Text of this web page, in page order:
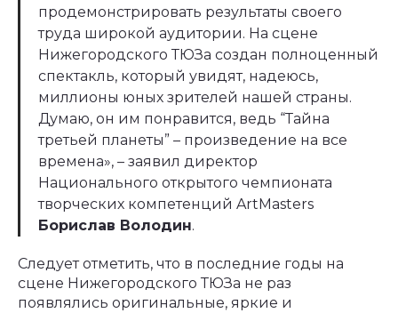
продемонстрировать результаты своего
труда широкой аудитории. На сцене
Нижегородского ТЮЗа создан полноценный
спектакль, который увидят, надеюсь,
миллионы юных зрителей нашей страны.
Думаю, он им понравится, ведь “Тайна
третьей планеты” – произведение на все
времена», – заявил директор
Национального открытого чемпионата
творческих компетенций ArtMasters
Борислав Володин.
Следует отметить, что в последние годы на
сцене Нижегородского ТЮЗа не раз
появлялись оригинальные, яркие и